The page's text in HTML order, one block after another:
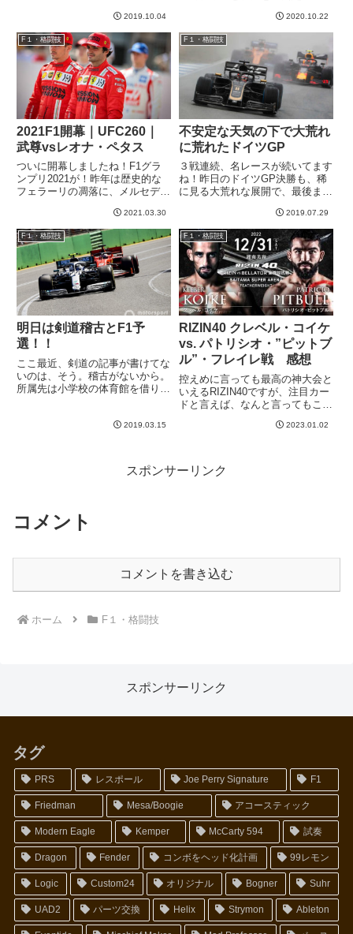
を送り込むこの感じ！ロシアGP
での出来事をきっかけに、ベッテ
ルとルクレールの関係悪化を狙う
思...
2019.10.04
いうわけで、試合見て自分なりに
採点。ラウンドロペスロマチェン
コ
110929103109410951096109710
98...
2020.10.22
F１・格闘技
2021F1開幕｜UFC260｜
武尊vsレオナ・ペタス
ついに開幕しましたね！F1グラ
ンプリ2021が！昨年は歴史的な
フェラーリの凋落に、メルセデス
スでは面白いのあったけどシーズ
ン通しては個人的に凹んだシーズ
ンでした^^;今年もどうなること
かと思いましたが、見どころ...
2021.03.30
F１・格闘技
不安定な天気の下で大荒れ
に荒れたドイツGP
３戦連続、名レースが続いてます
ね！昨日のドイツGP決勝も、稀
に見る大荒れな展開で、最後まで
スでした。ほとんどのドライバー
が４〜５回くらいピットストップ
してますかね？雨でスタートし
徐々に乾いてきたものの、さらに
ち...
2019.07.29
F１・格闘技
明日は剣道稽古とF1予
選！！
ここ最近、剣道の記事が書けてな
いのは、そう。稽古がないから。
所属先は小学校の体育館を借りて
うに借りられず、少ない稽古数な
2019.03.15
F１・格闘技
RIZIN40 クレベル・コイケ
vs. パトリシオ・”ピットブ
ル”・フレイレ戦 感想
控えめに言っても最高の神大会と
いえるRIZIN40ですが、注目カー
ドと言えば、なんと言ってもこの
vs.AJマッキーです。まずはクレ
用するのか？！自分...
2023.01.02
スポンサーリンク
コメント
コメントを書き込む
ホーム F１・格闘技
スポンサーリンク
タグ
PRS レスポール Joe Perry Signature F1
Friedman Mesa/Boogie アコースティック
Modern Eagle Kemper McCarty 594 試奏
Dragon Fender コンボをヘッド化計画 99レモン
Logic Custom24 オリジナル Bogner Suhr
UAD2 パーツ交換 Helix Strymon Ableton